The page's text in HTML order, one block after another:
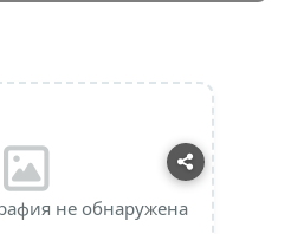
не обнаружена